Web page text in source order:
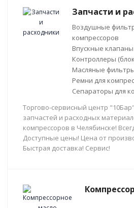
Запчасти и
Воздушные
компрессоров
Впускные
Контроллеры
Масляные
Ремни для
Сепараторы для
Торгово-сервисный центр
запчастей и расходных
компрессоров в Челябинске!
Доступные цены! Цена от
Быстрая доставка! Сервис!